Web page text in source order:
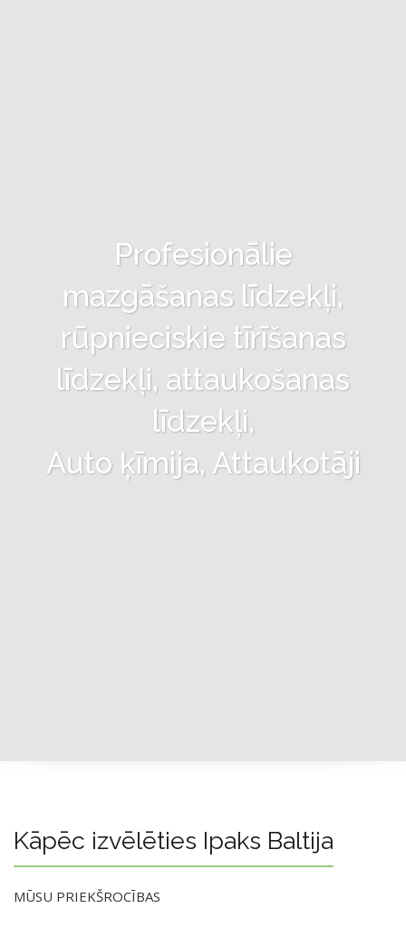
Profesionālie
mazgāšanas līdzekļi,
rūpnieciskie tīrīšanas
līdzekļi, attaukošanas
līdzekļi,
Auto ķīmija, Attaukotāji
Kāpēc izvēlēties Ipaks Baltija
MŪSU PRIEKŠROCĪBAS